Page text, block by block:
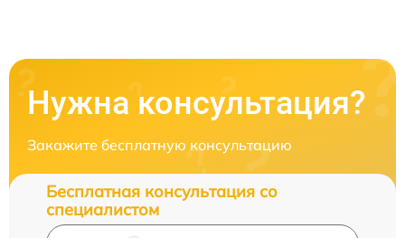
Нужна консультация?
Закажите бесплатную консультацию
Бесплатная консультация со
специалистом